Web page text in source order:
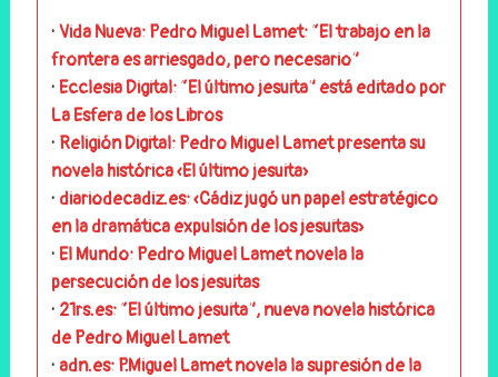
· Vida Nueva: Pedro Miguel Lamet: “El trabajo en la
frontera es arriesgado, pero necesario”
· Ecclesia Digital: “El último jesuita” está editado por
La Esfera de los Libros
· Religión Digital: Pedro Miguel Lamet presenta su
novela histórica «El último jesuita»
· diariodecadiz.es: «Cádiz jugó un papel estratégico
en la dramática expulsión de los jesuitas»
· El Mundo: Pedro Miguel Lamet novela la
persecución de los jesuitas
· 21rs.es: “El último jesuita”, nueva novela histórica
de Pedro Miguel Lamet
· adn.es: P.Miguel Lamet novela la supresión de la